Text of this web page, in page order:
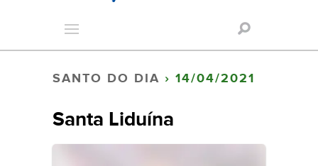
SANTO DO DIA › 14/04/2021
Santa Liduína